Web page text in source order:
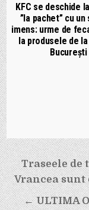
KFC se deschide
”la pachet” cu un
imens: urme de
la produsele de
București
Navigare
în
articole
Traseele
Vrancea
← ULTIMA